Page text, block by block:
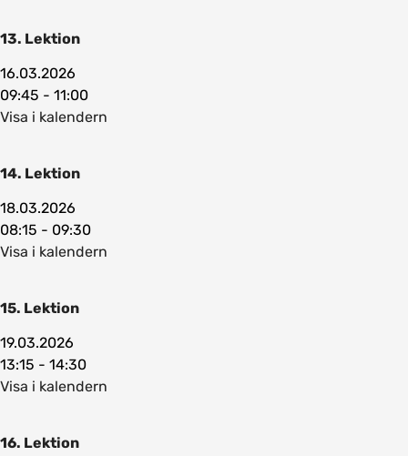
13. Lektion
16.03.2026
09:45 - 11:00
Visa i kalendern
14. Lektion
18.03.2026
08:15 - 09:30
Visa i kalendern
15. Lektion
19.03.2026
13:15 - 14:30
Visa i kalendern
16. Lektion